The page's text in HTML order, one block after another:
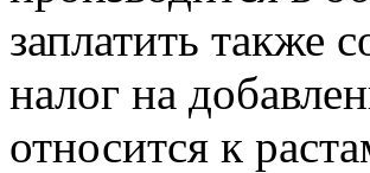
заплатить также
налог на
относится к